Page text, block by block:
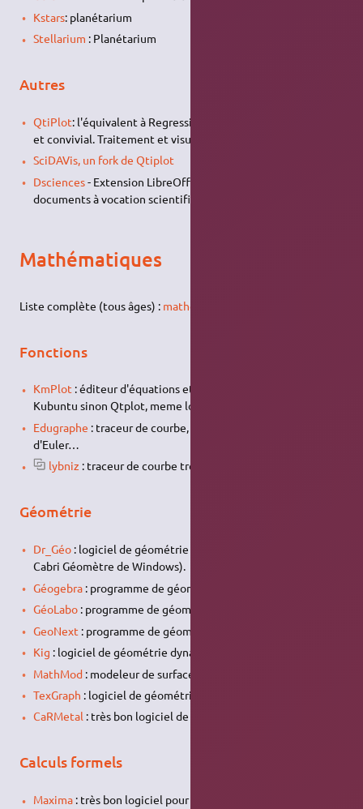
Kstars: planétarium
Stellarium : Planétarium
Autres
QtiPlot: l'équivalent à Regressi mais beaucoup plus poussé
et convivial. Traitement et visualisation de données.
SciDAVis, un fork de Qtiplot
Dsciences- Extension LibreOffice pour construire des
documents à vocation scientifique.
Mathématiques
Liste complète (tous âges) : mathématiques
Fonctions
KmPlot : éditeur d'équations et traceur de courbe. (sous
Kubuntu sinon Qtplot, meme logiciel pour ubuntu)
Edugraphe : traceur de courbe, utilisation de la méthode
d'Euler…
lybniz : traceur de courbe très simple, en python…
Géométrie
Dr_Géo: logiciel de géométrie interactive. (Ressemble à
Cabri Géomètre de Windows).
Géogebra: programme de géométrie dynamique
GéoLabo: programme de géométrie dynamique
GeoNext : programme de géométrie dynamique
Kig : logiciel de géométrie dynamique
MathMod: modeleur de surface
TexGraph : logiciel de géométrie et de dessin pour LaTeX
CaRMetal : très bon logiciel de géométrie dynamique
Calculs formels
Maxima: très bon logiciel pour les algèbres.